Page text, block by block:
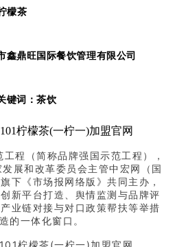
檬茶
鑫鼎旺国际餐饮管理有限公司
键词：茶饮
程（简称品牌强国示范工程），
展和改革委员会主管中宏网（国
下《市场报网络版》共同主办，
新平台打造、舆情监测与品牌评
业链对接与对口政策帮扶等举措
的一体化窗口。